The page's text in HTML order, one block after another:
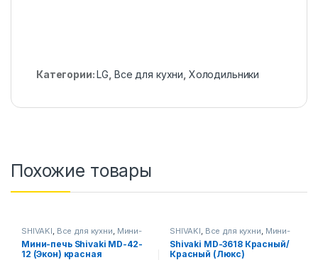
Категории:LG Все для кухни Холодильники
Похожие товары
SHIVAKI, Все для кухни, Мини-
печи
Мини-печь Shivaki MD-42-
12 (Экон) красная
SHIVAKI, Все для кухни, Мини-
печи
Shivaki MD-3618 Красный/
Красный (Люкс)